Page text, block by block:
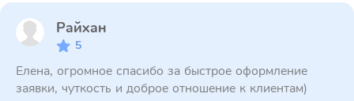
Райхан
5
Елена, огромное спасибо за быстрое оформление
заявки, чуткость и доброе отношение к клиентам)